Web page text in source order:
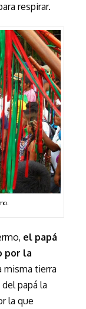
respirar.
el papá
por la
misma tierra
papá la
la que